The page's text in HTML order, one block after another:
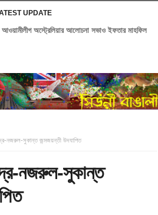
UPDATE
আওয়ামীলীগ অস্ট্রেলিয়ার আলোচনা সভাও ইফতার মাহফিল
নজরুল-সুকান্ত জন্মজয়ন্তী উদযাপিত
নজরুল-সুকান্ত